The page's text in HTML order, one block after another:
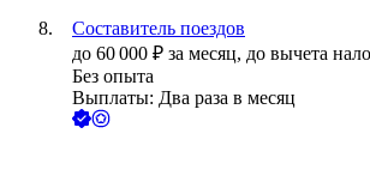
Составитель поездов
до 60 000 ₽ за месяц, до вычета
Без опыта
Выплаты: Два раза в месяц